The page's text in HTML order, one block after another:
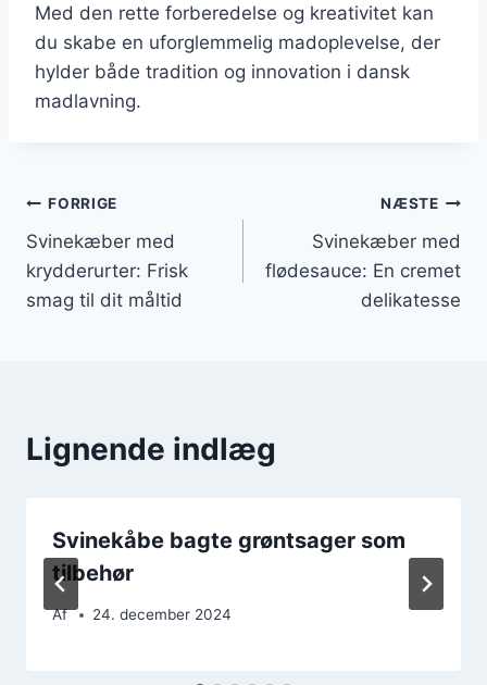
Med den rette forberedelse og kreativitet kan
du skabe en uforglemmelig madoplevelse, der
hylder både tradition og innovation i dansk
madlavning.
Indlægsnavigation
FORRIGE
Svinekæber med
krydderurter: Frisk
smag til dit måltid
NÆSTE
Svinekæber med
flødesauce: En cremet
delikatesse
Lignende indlæg
Svinekåbe bagte grøntsager som
tilbehør
Af 24. december 2024